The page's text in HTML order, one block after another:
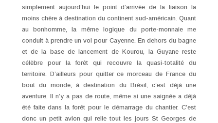
simplement aujourd’hui le point d’arrivée de la liaison la
moins chère à destination du continent sud-américain. Quant
au bonhomme, la même logique du porte-monnaie me
conduit à prendre un vol pour Cayenne. En dehors du bagne
et de la base de lancement de Kourou, la Guyane reste
célèbre pour la forêt qui recouvre la quasi-totalité du
territoire. D’ailleurs pour quitter ce morceau de France du
bout du monde, à destination du Brésil, c’est déjà une
aventure. Il n’y a pas de route, même si une saignée a déjà
été faite dans la forêt pour le démarrage du chantier. C’est
donc un petit avion qui relie tout les jours St Georges de